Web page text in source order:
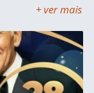
+ ver mais